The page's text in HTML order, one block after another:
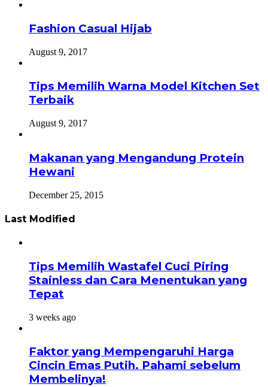
Fashion Casual Hijab
August 9, 2017
Tips Memilih Warna Model Kitchen Set
Terbaik
August 9, 2017
Makanan yang Mengandung Protein
Hewani
December 25, 2015
Last Modified
Tips Memilih Wastafel Cuci Piring
Stainless dan Cara Menentukan yang
Tepat
3 weeks ago
Faktor yang Mempengaruhi Harga
Cincin Emas Putih. Pahami sebelum
Membelinya!